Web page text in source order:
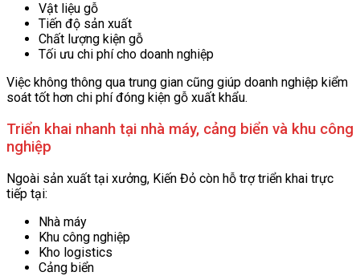
Vật liệu gỗ
Tiến độ sản xuất
Chất lượng kiện gỗ
Tối ưu chi phí cho doanh nghiệp
Việc không thông qua trung gian cũng giúp doanh nghiệp kiểm
soát tốt hơn chi phí đóng kiện gỗ xuất khẩu.
Triển khai nhanh tại nhà máy, cảng biển và khu công
nghiệp
Ngoài sản xuất tại xưởng, Kiến Đỏ còn hỗ trợ triển khai trực
tiếp tại:
Nhà máy
Khu công nghiệp
Kho logistics
Cảng biển